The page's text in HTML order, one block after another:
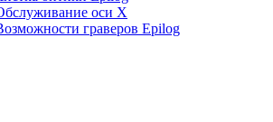
оси X
граверов Epilog